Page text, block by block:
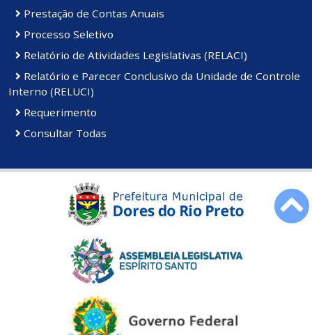
Prestação de Contas Anuais
Processo Seletivo
Relatório de Atividades Legislativas (RELACI)
Relatório e Parecer Conclusivo da Unidade de Controle
Interno (RELUCI)
Requerimento
Consultar Todas